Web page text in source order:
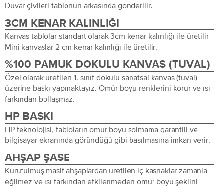
Duvar çivileri tablonun arkasında gönderilir.
3CM KENAR KALINLIĞI
Kanvas tablolar standart olarak 3cm kenar kalınlığı ile üretilir
Mini kanvaslar 2 cm kenar kalınlığı ile üretilir.
%100 PAMUK DOKULU KANVAS (TUVAL)
Özel olarak üretilen 1. sınıf dokulu sanatsal kanvas (tuval)
üzerine baskı yapmaktayız. Ömür boyu renklerini korur ve ısı
farkından bollaşmaz.
HP BASKI
HP teknolojisi, tabloların ömür boyu solmama garantili ve
bilgisayar ekranında göründüğü gibi basılmasına imkan verir.
AHŞAP ŞASE
Kurutulmuş masif ahşaplardan üretilen iç kasnaklar zamanla
eğilmez ve ısı farkından etkilenmeden ömür boyu şeklini